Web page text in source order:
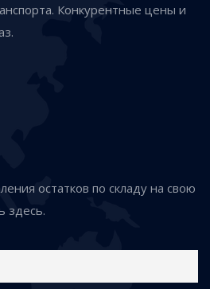
Конкурентные цены и
остатков по складу на свою
здесь.